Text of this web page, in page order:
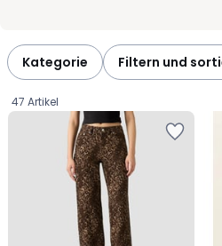
Kategorie Filtern und
47 Artikel